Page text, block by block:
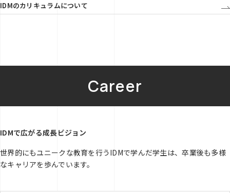
IDMのカリキュラムについて
Career
IDMで広がる成長ビジョン
世界的にもユニークな教育を行うIDMで学んだ学生は、卒業後も多様
なキャリアを歩んでいます。